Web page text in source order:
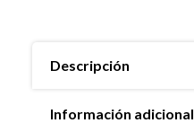
Descripción
Información adicional